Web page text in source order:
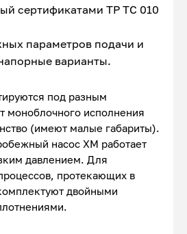
сертификатами ТР ТС 010
параметров подачи и
варианты.
под разным
моноблочного исполнения
(имеют малые габариты).
насос ХМ работает
давлением. Для
протекающих в
двойными